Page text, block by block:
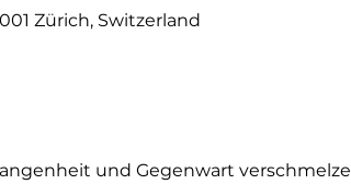
Zürich, Switzerland
und Gegenwart